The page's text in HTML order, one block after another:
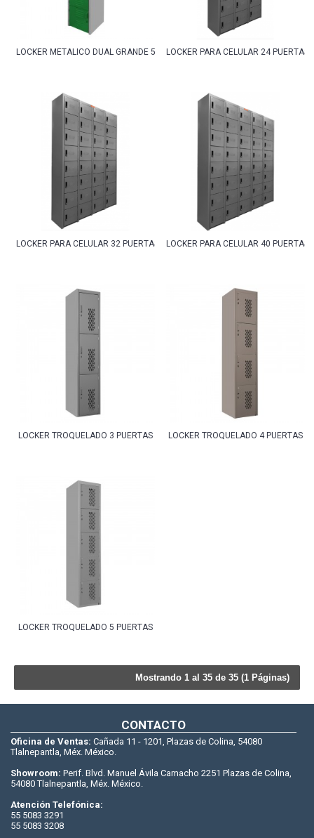
LOCKER METALICO DUAL GRANDE 5 PUERTASLOCKER PARA CELULAR 24 PUERTAS
LOCKER PARA CELULAR 32 PUERTAS LOCKER PARA CELULAR 40 PUERTAS
LOCKER TROQUELADO 3 PUERTAS LOCKER TROQUELADO 4 PUERTAS
LOCKER TROQUELADO 5 PUERTAS
Mostrando 1 al 35 de 35 (1 Páginas)
CONTACTO
Oficina de Ventas: Cañada 11 - 1201, Plazas de Colina, 54080
Tlalnepantla, Méx. México.
Showroom: Perif. Blvd. Manuel Ávila Camacho 2251 Plazas de Colina,
54080 Tlalnepantla, Méx. México.
Atención Telefónica:
55 5083 3291
55 5083 3208